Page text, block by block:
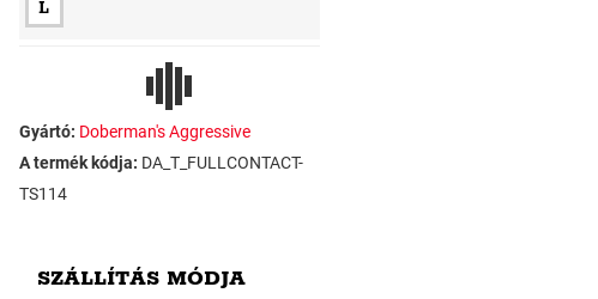
L
Gyártó: Doberman's Aggressive
A termék kódja: DA_T_FULLCONTACT-
TS114
SZÁLLÍTÁS MÓDJA